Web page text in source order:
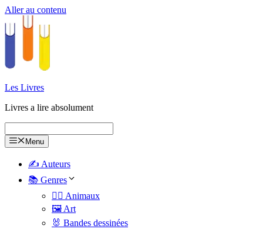
Aller au contenu
Les Livres
Livres a lire absolument
Menu
✍️ Auteurs
📚 Genres
🐕‍🦺 Animaux
🖼️ Art
🐰 Bandes dessinées